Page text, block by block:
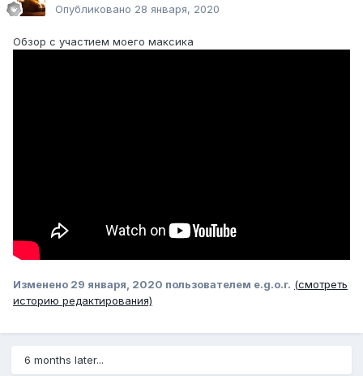
Опубликовано 28 января, 2020
Обзор с участием моего максика
Изменено 29 января, 2020 пользователем e.g.o.r. (смотреть
историю редактирования)
6 months later...